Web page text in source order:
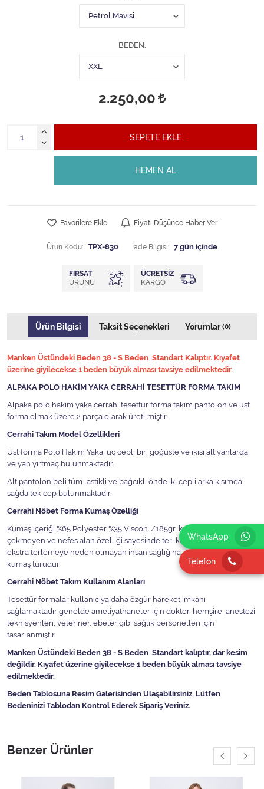
WhatsApp
Telefon
BEDEN
2.250,00
SEPETE EKLE
HEMEN AL
Favorilere Ekle Fiyatı Düşünce Haber Ver
Ürün Kodu: TPX-830 İade Bilgisi:
FIRSAT
ÜRÜNÜ
ÜCRETSIZ
KARGO
Ürün Bilgisi Taksit Seçenekleri Yorumlar(0)
Manken Üstündeki Beden 38 - S Beden Standart Kalıptır. Kıyafet
üzerine giyilecekse 1 beden büyük alması tavsiye edilmektedir.
ALPAKA POLO HAKİM YAKA CERRAHİ TESETTÜR FORMA TAKIM
Alpaka polo hakim yaka cerrahi tesettür forma takım pantolon ve üst
forma olmak üzere 2 parça olarak üretilmiştir.
Cerrahi Takım Model Özellikleri
Üst forma Polo Hakim Yaka, üç cepli biri göğüste ve ikisi alt yanlarda
ve yan yırtmaç bulunmaktadır.
Alt pantolon beli tüm lastikli ve bağcıklı önde iki cepli arka kısımda
sağda tek cep bulunmaktadır.
Cerrahi Nöbet Forma Kumaş Özelliği
Kumaş içeriği %65 Polyester %35 Viscon. /185gr, kolay ütülenen,
çekmeyen ve nefes alan özelliği sayesinde teri kolayca emen ve
ekstra terlemeye neden olmayan insan sağlığına zararlı olmayan bir
kumaş türüdür.
Cerrahi Nöbet Takım Kullanım Alanları
Tesettür formalar kullanıcıya daha özgür hareket imkanı
sağlamaktadır genelde ameliyathaneler için doktor, hemşire, anestezi
teknisyenleri, veteriner, ebeler gibi sağlık personelleri için
tasarlanmıştır.
Manken Üstündeki Beden 38 - S Beden Standart kalıptır, dar kesim
değildir. Kıyafet üzerine giyilecekse 1 beden büyük alması tavsiye
edilmektedir.
Beden Tablosuna Resim Galerisinden Ulaşabilirsiniz, Lütfen
Bedeninizi Tablodan Kontrol Ederek Sipariş Veriniz.
Benzer Ürünler